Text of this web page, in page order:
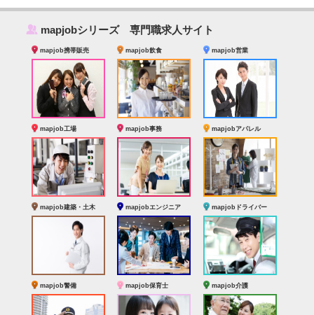
‰ mapjobシリーズ 専門職求人サイト
mapjob携帯販売 mapjob飲食 mapjob営業
mapjob工場 mapjob事務 mapjobアパレル
mapjob建築・土木 mapjobエンジニア mapjobドライバー
mapjob警備 mapjob保育士 mapjob介護